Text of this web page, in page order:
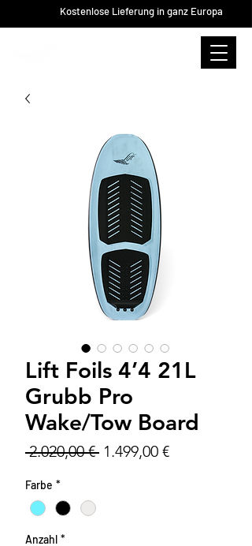
Kostenlose Lieferung in ganz Europa
Lift Foils 4’4 21L
Grubb Pro
Wake/Tow Board
2.020,00 € Standardpreis
1.499,00 €Sale-
Farbe *
Anzahl *